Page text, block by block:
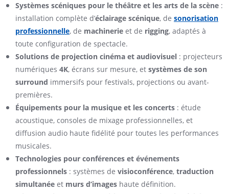
Systèmes scéniques pour le théâtre et les arts de la scène :
installation complète d’éclairage scénique, de sonorisation
professionnelle, de machinerie et de rigging, adaptés à
toute configuration de spectacle.
Solutions de projection cinéma et audiovisuel : projecteurs
numériques 4K, écrans sur mesure, et systèmes de son
surround immersifs pour festivals, projections ou avant-
premières.
Équipements pour la musique et les concerts : étude
acoustique, consoles de mixage professionnelles, et
diffusion audio haute fidélité pour toutes les performances
musicales.
Technologies pour conférences et événements
professionnels : systèmes de visioconférence, traduction
simultanée et murs d’images haute définition.